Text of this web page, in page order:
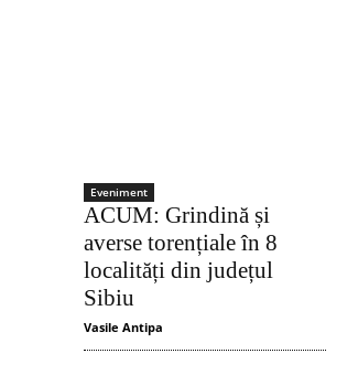
Eveniment
ACUM: Grindină și
averse torențiale în 8
localități din județul
Sibiu
Vasile Antipa